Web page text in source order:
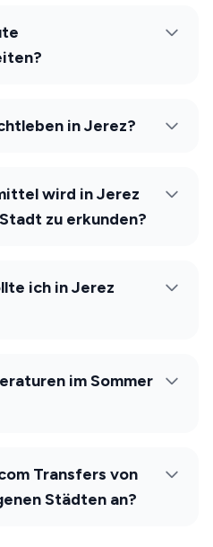
in Jerez?
wird in Jerez
zu erkunden?
ich in Jerez
im Sommer
Transfers von
Städten an?